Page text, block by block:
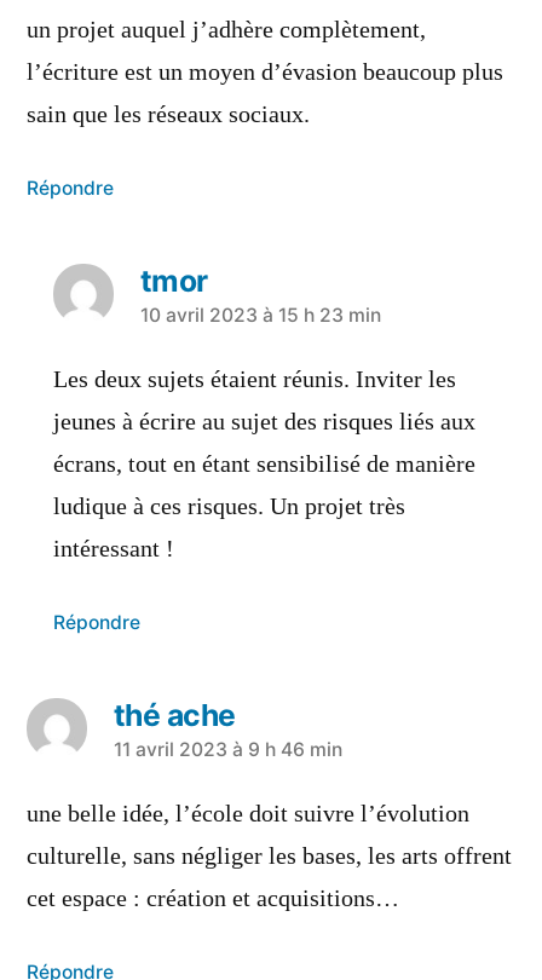
un projet auquel j’adhère complètement,
l’écriture est un moyen d’évasion beaucoup plus
sain que les réseaux sociaux.
Répondre
tmor
10 avril 2023 à 15 h 23 min
Les deux sujets étaient réunis. Inviter les
jeunes à écrire au sujet des risques liés aux
écrans, tout en étant sensibilisé de manière
ludique à ces risques. Un projet très
intéressant !
Répondre
thé ache
11 avril 2023 à 9 h 46 min
une belle idée, l’école doit suivre l’évolution
culturelle, sans négliger les bases, les arts offrent
cet espace : création et acquisitions…
Répondre